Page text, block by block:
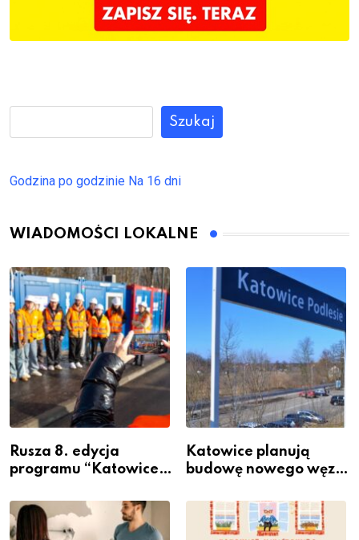
Szukaj
Godzina po godzinie Na 16 dni
WIADOMOŚCI LOKALNE
Rusza 8. edycja
programu “Katowice
– nabór dla
przedsiębiorców
Katowice planują
budowę nowego węzła
Podlesiu